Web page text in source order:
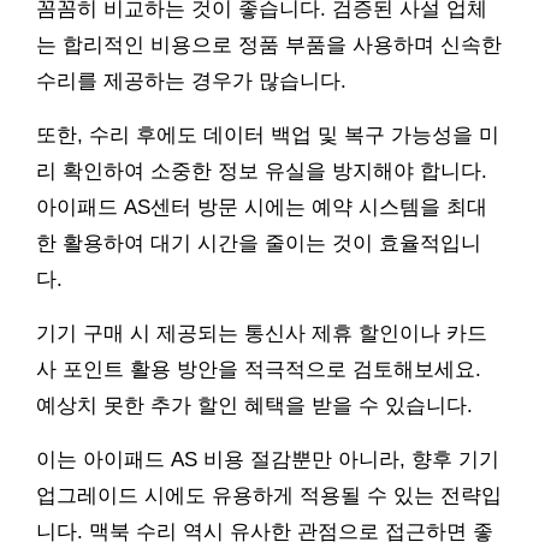
꼼꼼히 비교하는 것이 좋습니다. 검증된 사설 업체
는 합리적인 비용으로 정품 부품을 사용하며 신속한
수리를 제공하는 경우가 많습니다.
또한, 수리 후에도 데이터 백업 및 복구 가능성을 미
리 확인하여 소중한 정보 유실을 방지해야 합니다.
아이패드 AS센터 방문 시에는 예약 시스템을 최대
한 활용하여 대기 시간을 줄이는 것이 효율적입니
다.
기기 구매 시 제공되는 통신사 제휴 할인이나 카드
사 포인트 활용 방안을 적극적으로 검토해보세요.
예상치 못한 추가 할인 혜택을 받을 수 있습니다.
이는 아이패드 AS 비용 절감뿐만 아니라, 향후 기기
업그레이드 시에도 유용하게 적용될 수 있는 전략입
니다. 맥북 수리 역시 유사한 관점으로 접근하면 좋